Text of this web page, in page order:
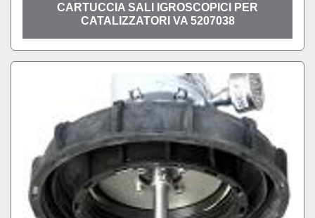
CARTUCCIA SALI IGROSCOPICI PER
CATALIZZATORI VA 5207038